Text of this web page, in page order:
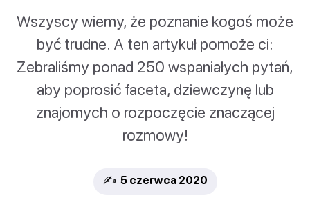
Wszyscy wiemy, że poznanie kogoś może
być trudne. A ten artykuł pomoże ci:
Zebraliśmy ponad 250 wspaniałych pytań,
aby poprosić faceta, dziewczynę lub
znajomych o rozpoczęcie znaczącej
rozmowy!
✍️ 5 czerwca 2020